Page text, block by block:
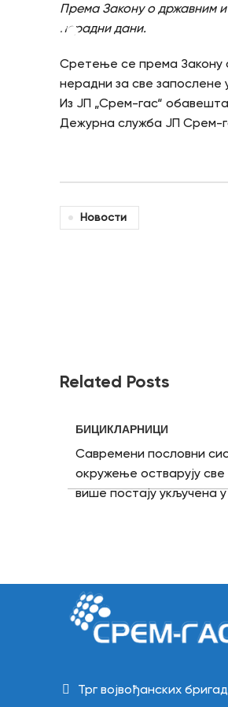
Према Закону о државним и
нерадни дани.
Сретење се према Закону
нерадни за све запослене
Из ЈП „Срем-гас“
Дежурна служба ЈП Срем-
Новости
Related Posts
БИЦИКЛАРНИЦИ
Савремени пословни
окружење остварују
више постају укључена
се одазива, ових дана
Нови бицикларници
порука о здравом
Трг војвођанских